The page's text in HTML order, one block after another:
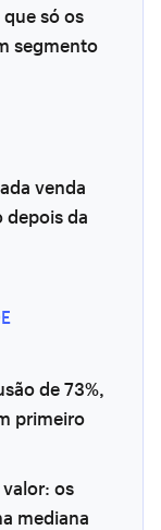
só os
segmento
venda
depois da
de 73%,
primeiro
os
mediana